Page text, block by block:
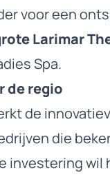
voor een
Larimar
Spa.
de regio
de
die
investering wil